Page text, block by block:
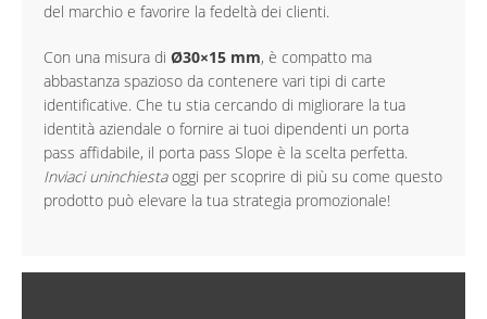
del marchio e favorire la fedeltà dei clienti.
Con una misura di Ø30×15 mm, è compatto ma
abbastanza spazioso da contenere vari tipi di carte
identificative. Che tu stia cercando di migliorare la tua
identità aziendale o fornire ai tuoi dipendenti un porta
pass affidabile, il porta pass Slope è la scelta perfetta.
Inviaci uninchiestaoggi per scoprire di più su come questo
prodotto può elevare la tua strategia promozionale!